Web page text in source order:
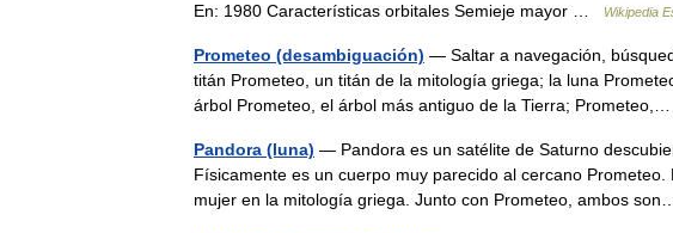
En: 1980 Características orbitales Semieje mayor …
Wikipedia
Prometeo (desambiguación) — Saltar a navegación,
titán Prometeo, un titán de la mitología griega; la luna
árbol Prometeo, el árbol más antiguo de la Tierra;
Pandora (luna) — Pandora es un satélite de Saturno
Físicamente es un cuerpo muy parecido al cercano
mujer en la mitología griega. Junto con Prometeo, ambos